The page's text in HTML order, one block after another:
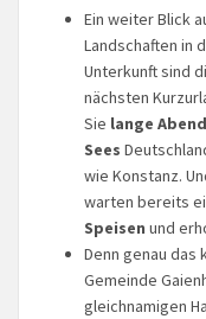
Ein weiter Blick
Landschaften in
Unterkunft sind
nächsten
Sie lange
Sees
wie Konstanz.
warten bereits
Speisen und
Denn genau das
Gemeinde
gleichnamigen